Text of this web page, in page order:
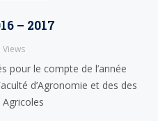
– 2017
Views
pour le compte de l’année
d’Agronomie et des des
Agricoles